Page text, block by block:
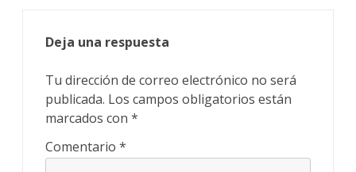
Deja una respuesta
Tu dirección de correo electrónico no será
publicada. Los campos obligatorios están
marcados con *
Comentario *